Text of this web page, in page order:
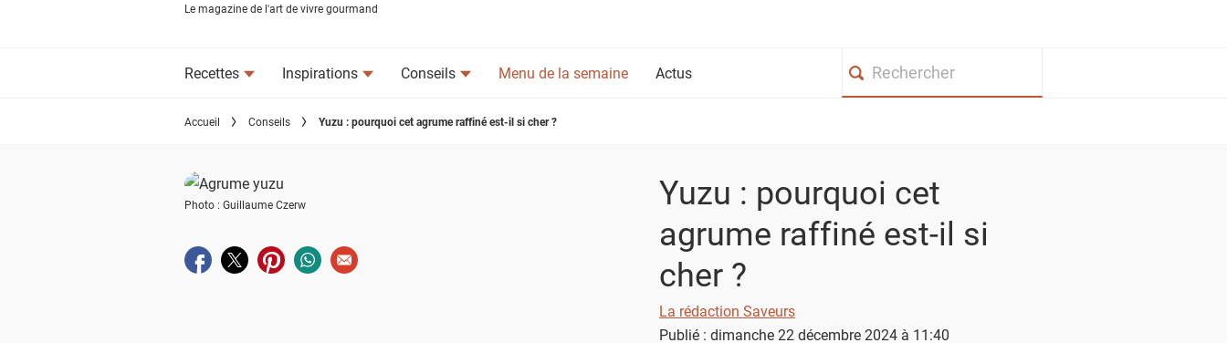
Le magazine de l'art de vivre gourmand
Recettes Inspirations Conseils Menu de la semaine Actus
Accueil Conseils Yuzu : pourquoi cet agrume raffiné est-il si cher ?
Photo : Guillaume Czerw
Partager sur facebook
Partager sur twitter
Partager sur pinterest
Partager sur whatsapp
Envoyer à un ami
Yuzu : pourquoi cet
agrume raffiné est-il si
cher ?
La rédaction Saveurs
Publié : dimanche 22 décembre 2024 à 11:40